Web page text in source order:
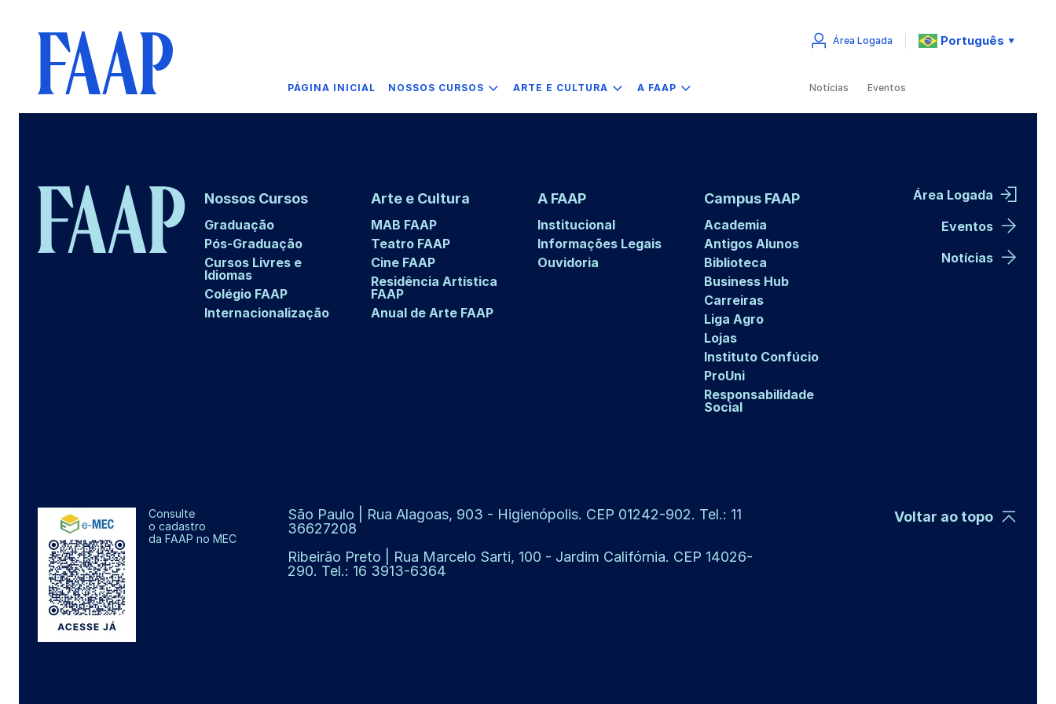
PÁGINA INICIAL NOSSOS CURSOS ARTE E CULTURA A FAAP
Área Logada Português ▼
Notícias Eventos
Nossos Cursos
Graduação
Pós-Graduação
Cursos Livres e
Idiomas
Colégio FAAP
Internacionalização
Arte e Cultura
MAB FAAP
Teatro FAAP
Cine FAAP
Residência Artística
FAAP
Anual de Arte FAAP
A FAAP
Institucional
Informações Legais
Ouvidoria
Campus FAAP
Academia
Antigos Alunos
Biblioteca
Business Hub
Carreiras
Liga Agro
Lojas
Instituto Confúcio
ProUni
Responsabilidade
Social
Área Logada
Eventos
Notícias
Consulte
o cadastro
da FAAP no MEC
São Paulo | Rua Alagoas, 903 - Higienópolis. CEP 01242-902. Tel.: 11
36627208
Ribeirão Preto | Rua Marcelo Sarti, 100 - Jardim Califórnia. CEP 14026-
290. Tel.: 16 3913-6364
Voltar ao topo